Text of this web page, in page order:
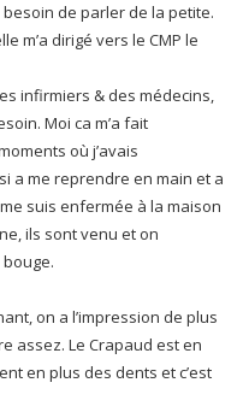
de parler de la petite.
m’a dirigé vers le CMP le
infirmiers & des médecins,
Moi ca m’a fait
où j’avais
a me reprendre en main et a
suis enfermée à la maison
ils sont venu et on
on a l’impression de plus
assez. Le Crapaud est en
en plus des dents et c’est